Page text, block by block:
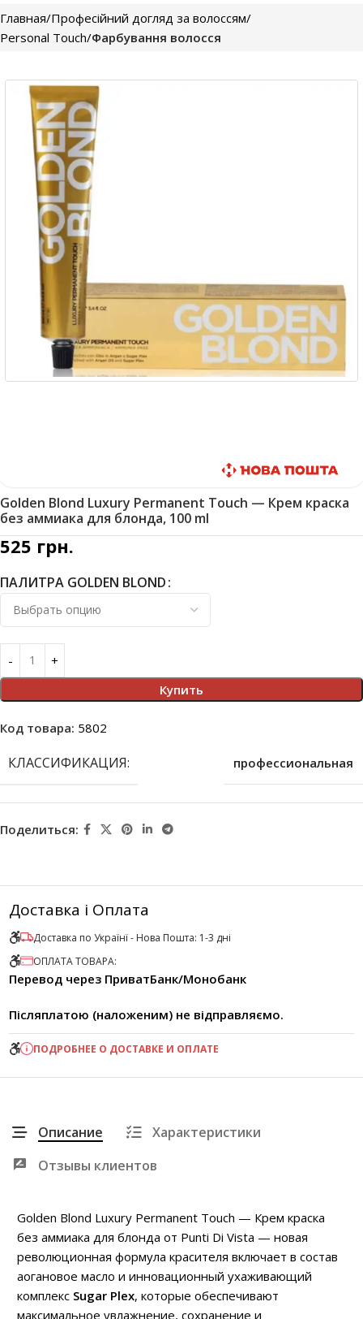
Главная Професійний догляд за волоссям
Personal Touch Фарбування волосся
Golden Blond Luxury Permanent Touch — Крем краска
без аммиака для блонда, 100 ml
525 грн.
ПАЛИТРА GOLDEN BLOND
Купить
Код товара: 5802
КЛАССИФИКАЦИЯ: профессиональная
Поделиться:
Доставка і Оплата
Доставка по Українї - Нова Пошта: 1-3 дні
ОПЛАТА ТОВАРА:
Перевод через ПриватБанк/Монобанк
Післяплатою (наложеним) не відправляємо.
ПОДРОБНЕЕ О ДОСТАВКЕ И ОПЛАТЕ
Описание
Характеристики
Отзывы клиентов
Golden Blond Luxury Permanent Touch — Крем краска
без аммиака для блонда от Punti Di Vista — новая
революционная формула красителя включает в состав
аогановое масло и инновационный ухаживающий
комплекс Sugar Plex, которые обеспечивают
максимальное увлажнение, сохранение и